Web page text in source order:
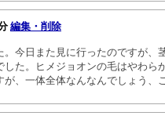
編集・削除
今日また見に行ったのですが、
た。ヒメジョオンの毛はやわら
、一体全体なんなんでしょう、